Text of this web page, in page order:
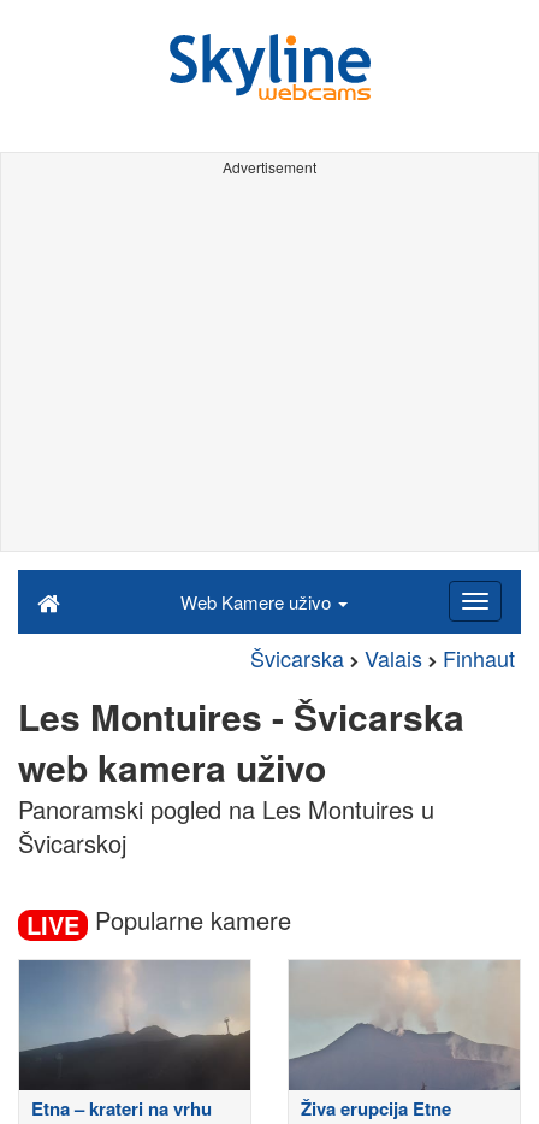
Advertisement
Web Kamere uživo
Švicarska Valais Finhaut
Les Montuires - Švicarska
web kamera uživo
Panoramski pogled na Les Montuires u
Švicarskoj
LIVE Popularne kamere
Etna – krateri na vrhu Živa erupcija Etne